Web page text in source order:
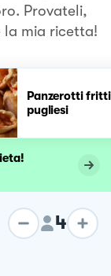
Provateli,
la mia ricetta!
Panzerotti fritti
pugliesi
4